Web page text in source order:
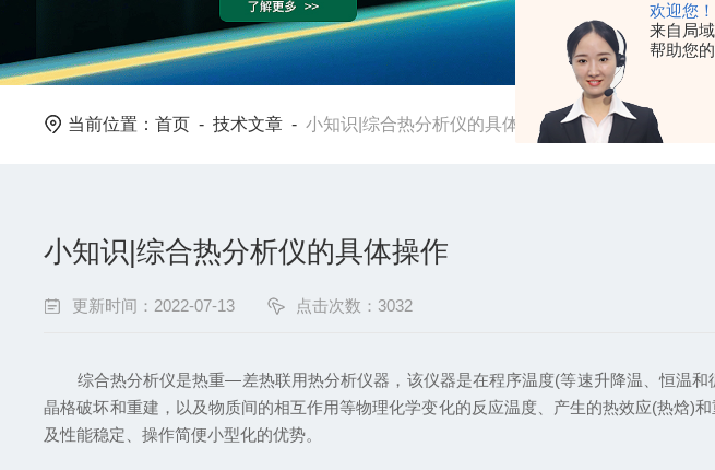
欢迎您！
来自局
帮助您
当前位置：首页 -技术文章 -小知识|综合热分析仪的具体操作
小知识|综合热分析仪的具体操作
更新时间：2022-07-13 点击次数：3032
综合热分析仪是热重—差热联用热分析仪器，该仪器是在程序温度(等速升降温、恒温和
晶格破坏和重建，以及物质间的相互作用等物理化学变化的反应温度、产生的热效应(热焓)
及性能稳定、操作简便小型化的优势。